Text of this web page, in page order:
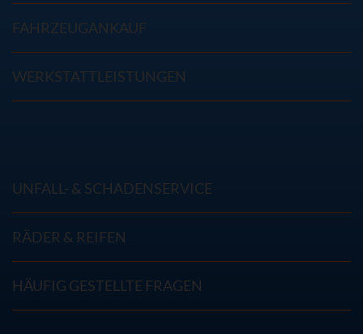
FAHRZEUGANKAUF
WERKSTATTLEISTUNGEN
UNFALL- & SCHADENSERVICE
RÄDER & REIFEN
HÄUFIG GESTELLTE FRAGEN